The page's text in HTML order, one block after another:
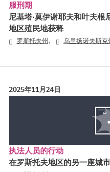
服刑期
尼基塔·莫伊谢耶夫和叶夫根
地区殖民地获释
罗斯托夫州, 乌里扬诺夫斯克
2025年11月24日
执法人员的行动
在罗斯托夫地区的另一座城